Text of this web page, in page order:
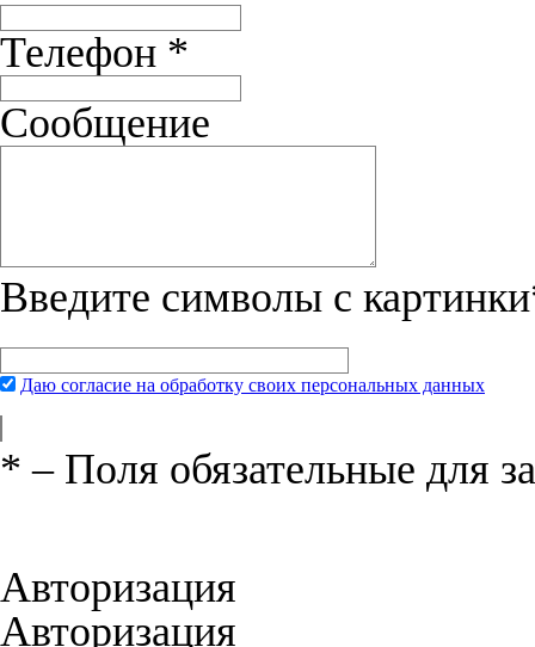
Очень довольны купленными ботинками Sprenger. Мой азиат
Телефон *
Сообщение
Введите символы с картинки
Даю согласие на обработку своих персональных данных
* – Поля обязательные для
Авторизация
Авторизация